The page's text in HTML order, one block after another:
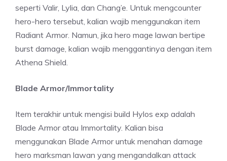
seperti Valir, Lylia, dan Chang’e. Untuk mengcounter
hero-hero tersebut, kalian wajib menggunakan item
Radiant Armor. Namun, jika hero mage lawan bertipe
burst damage, kalian wajib menggantinya dengan item
Athena Shield.
Blade Armor/Immortality
Item terakhir untuk mengisi build Hylos exp adalah
Blade Armor atau Immortality. Kalian bisa
menggunakan Blade Armor untuk menahan damage
hero marksman lawan yang mengandalkan attack